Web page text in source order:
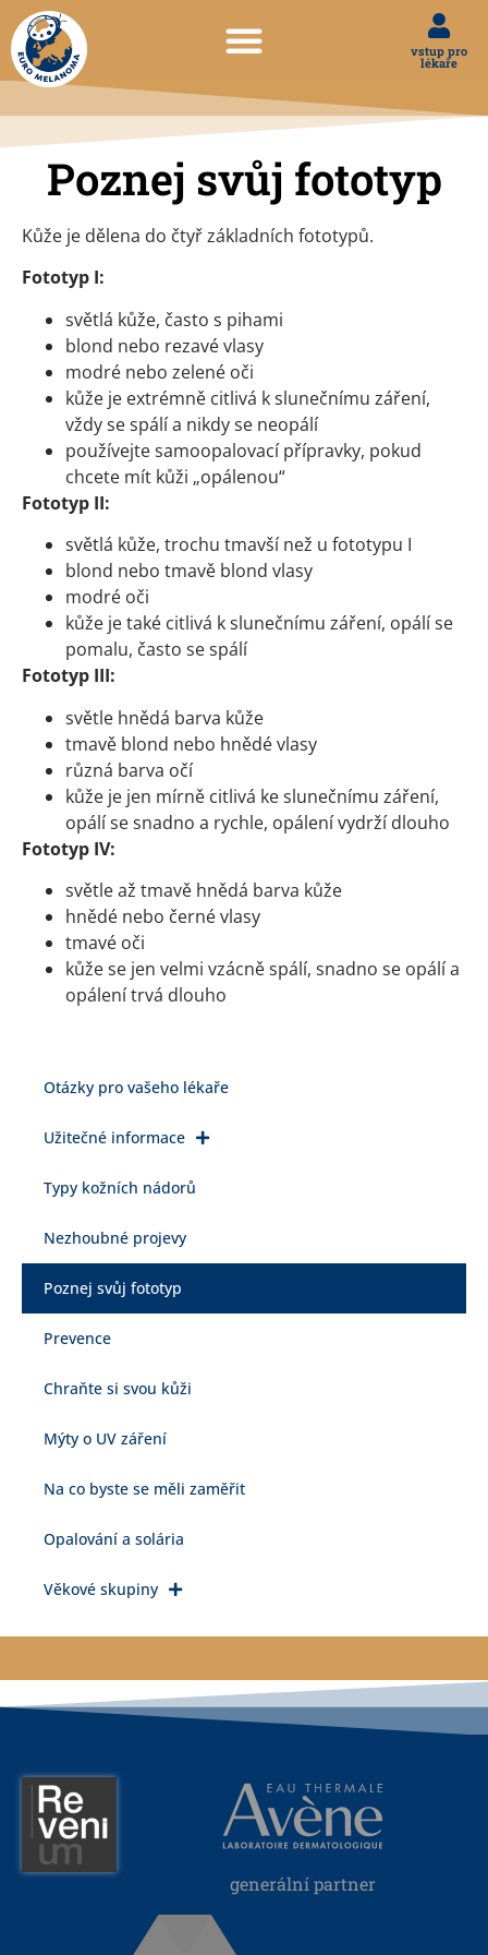
vstup pro
lékaře
Poznej svůj fototyp
Kůže je dělena do čtyř základních fototypů.
Fototyp I:
světlá kůže, často s pihami
blond nebo rezavé vlasy
modré nebo zelené oči
kůže je extrémně citlivá k slunečnímu záření,
vždy se spálí a nikdy se neopálí
používejte samoopalovací přípravky, pokud
chcete mít kůži „opálenou“
Fototyp II:
světlá kůže, trochu tmavší než u fototypu I
blond nebo tmavě blond vlasy
modré oči
kůže je také citlivá k slunečnímu záření, opálí se
pomalu, často se spálí
Fototyp III:
světle hnědá barva kůže
tmavě blond nebo hnědé vlasy
různá barva očí
kůže je jen mírně citlivá ke slunečnímu záření,
opálí se snadno a rychle, opálení vydrží dlouho
Fototyp IV:
světle až tmavě hnědá barva kůže
hnědé nebo černé vlasy
tmavé oči
kůže se jen velmi vzácně spálí, snadno se opálí a
opálení trvá dlouho
Otázky pro vašeho lékaře
Užitečné informace
Typy kožních nádorů
Nezhoubné projevy
Poznej svůj fototyp
Prevence
Chraňte si svou kůži
Mýty o UV záření
Na co byste se měli zaměřit
Opalování a solária
Věkové skupiny
generální partner